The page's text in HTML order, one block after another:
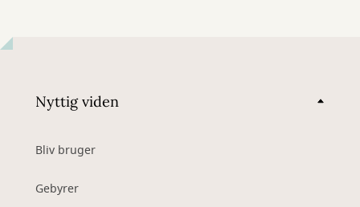
Nyttig viden
Bliv bruger
Gebyrer